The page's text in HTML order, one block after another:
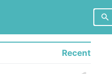
Recent